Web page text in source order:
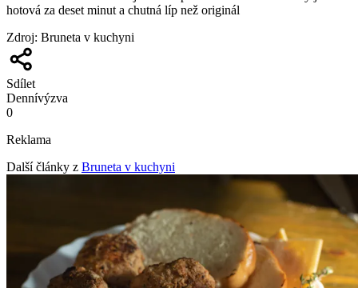
hotová za deset minut a chutná líp než originál
Zdroj: Bruneta v kuchyni
Sdílet
Dennívýzva
0
Reklama
Další články z Bruneta v kuchyni